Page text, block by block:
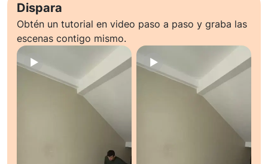
Dispara
Obtén un tutorial en video paso a paso y graba las
escenas contigo mismo.